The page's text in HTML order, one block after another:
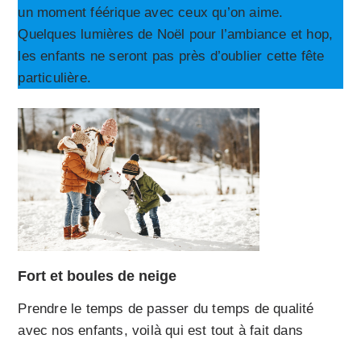
un moment féérique avec ceux qu’on aime.
Quelques lumières de Noël pour l’ambiance et hop,
les enfants ne seront pas près d’oublier cette fête
particulière.
Fort et boules de neige
Prendre le temps de passer du temps de qualité
avec nos enfants, voilà qui est tout à fait dans